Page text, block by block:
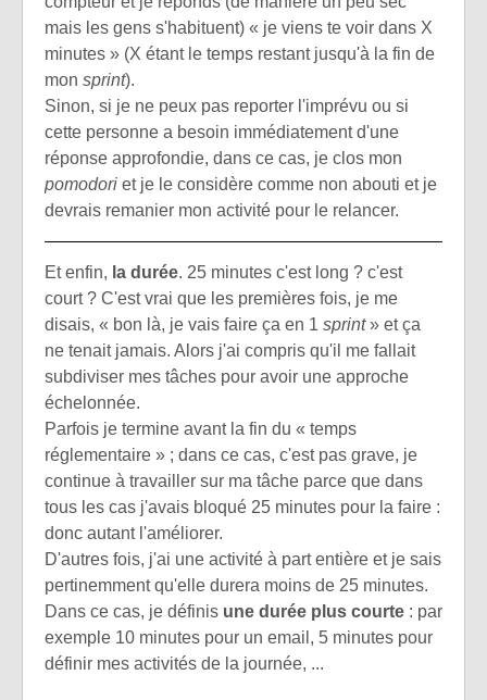
mais les gens s'habituent) « je viens te voir dans X
minutes » (X étant le temps restant jusqu'à la fin de
mon sprint).
Sinon, si je ne peux pas reporter l'imprévu ou si
cette personne a besoin immédiatement d'une
réponse approfondie, dans ce cas, je clos mon
pomodori et je le considère comme non abouti et je
devrais remanier mon activité pour le relancer.
Et enfin, la durée. 25 minutes c'est long ? c'est
court ? C'est vrai que les premières fois, je me
disais, « bon là, je vais faire ça en 1 sprint» et ça
ne tenait jamais. Alors j'ai compris qu'il me fallait
subdiviser mes tâches pour avoir une approche
échelonnée.
Parfois je termine avant la fin du « temps
réglementaire » ; dans ce cas, c'est pas grave, je
continue à travailler sur ma tâche parce que dans
tous les cas j'avais bloqué 25 minutes pour la faire :
donc autant l'améliorer.
D'autres fois, j'ai une activité à part entière et je sais
pertinemment qu'elle durera moins de 25 minutes.
Dans ce cas, je définis une durée plus courte : par
exemple 10 minutes pour un email, 5 minutes pour
définir mes activités de la journée, ...